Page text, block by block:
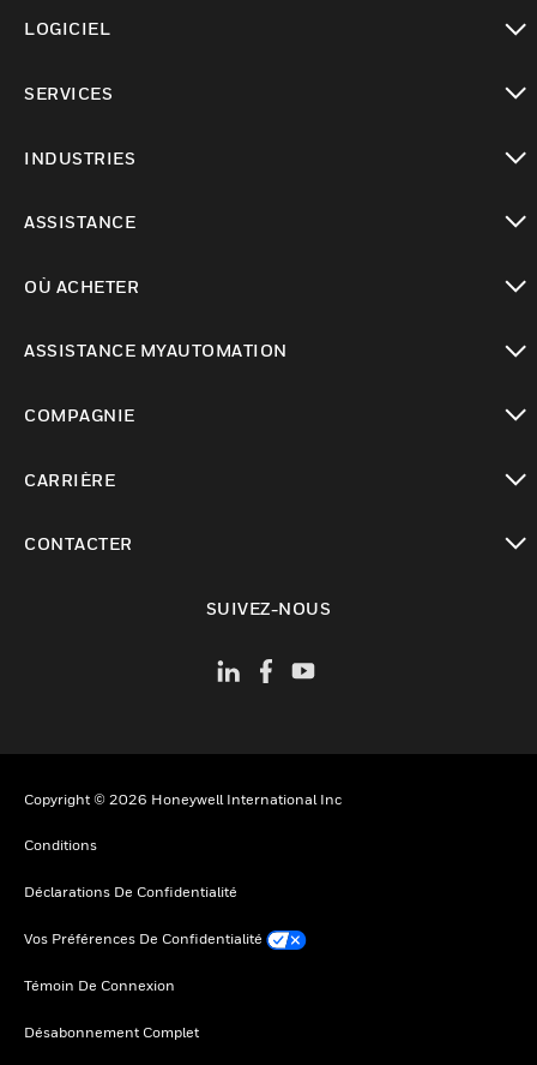
LOGICIEL
SERVICES
INDUSTRIES
ASSISTANCE
OÙ ACHETER
ASSISTANCE MYAUTOMATION
COMPAGNIE
CARRIÈRE
CONTACTER
SUIVEZ-NOUS
Copyright © 2026 Honeywell International Inc
Conditions
Déclarations De Confidentialité
Vos Préférences De Confidentialité
Témoin De Connexion
Désabonnement Complet